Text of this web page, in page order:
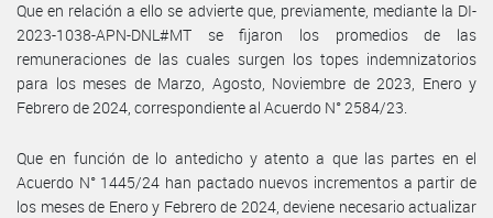
Que en relación a ello se advierte que, previamente, mediante la DI-
2023-1038-APN-DNL#MT se fijaron los promedios de las
remuneraciones de las cuales surgen los topes indemnizatorios
para los meses de Marzo, Agosto, Noviembre de 2023, Enero y
Febrero de 2024, correspondiente al Acuerdo N° 2584/23.
Que en función de lo antedicho y atento a que las partes en el
Acuerdo N° 1445/24 han pactado nuevos incrementos a partir de
los meses de Enero y Febrero de 2024, deviene necesario actualizar